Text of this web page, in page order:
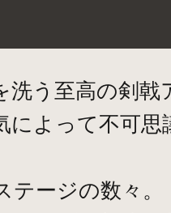
洗う至高の剣
によって不可
ージの数々。